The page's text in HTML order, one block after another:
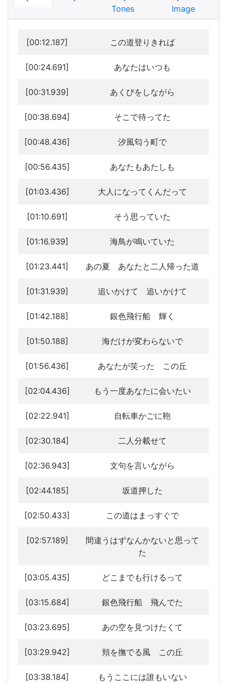
Tones
Image
[00:12.187] この道登りきれば
[00:24.691] あなたはいつも
[00:31.939] あくびをしながら
[00:38.694] そこで待ってた
[00:48.436] 汐風匂う町で
[00:56.435] あなたもあたしも
[01:03.436] 大人になってくんだって
[01:10.691] そう思っていた
[01:16.939] 海鳥が鳴いていた
[01:23.441] あの夏 あなたと二人帰った道
[01:31.939] 追いかけて 追いかけて
[01:42.188] 銀色飛行船 輝く
[01:50.188] 海だけが変わらないで
[01:56.436] あなたが笑った この丘
[02:04.436] もう一度あなたに会いたい
[02:22.941] 自転車かごに鞄
[02:30.184] 二人分載せて
[02:36.943] 文句を言いながら
[02:44.185] 坂道押した
[02:50.433] この道はまっすぐで
[02:57.189]
間違うはずなんかないと思って
た
[03:05.435] どこまでも行けるって
[03:15.684] 銀色飛行船 飛んでた
[03:23.695] あの空を見つけたくて
[03:29.942] 頬を撫でる風 この丘
[03:38.184] もうここには誰もいない